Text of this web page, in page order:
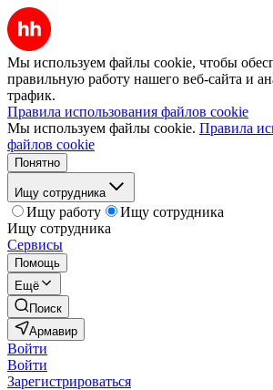
Мы используем файлы cookie, чтобы
правильную работу нашего веб-сайта и
трафик.
Правила использования файлов cookie
Мы используем файлы cookie. Правила
файлов cookie
Понятно
Ищу сотрудника
Ищу работу
Ищу сотрудника
Ищу сотрудника
Сервисы
Помощь
Ещё
Поиск
Армавир
Войти
Войти
Зарегистрироваться